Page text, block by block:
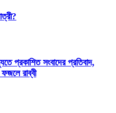
প্রকাশিত সংবাদের প্রতিবাদ,
রাব্বী